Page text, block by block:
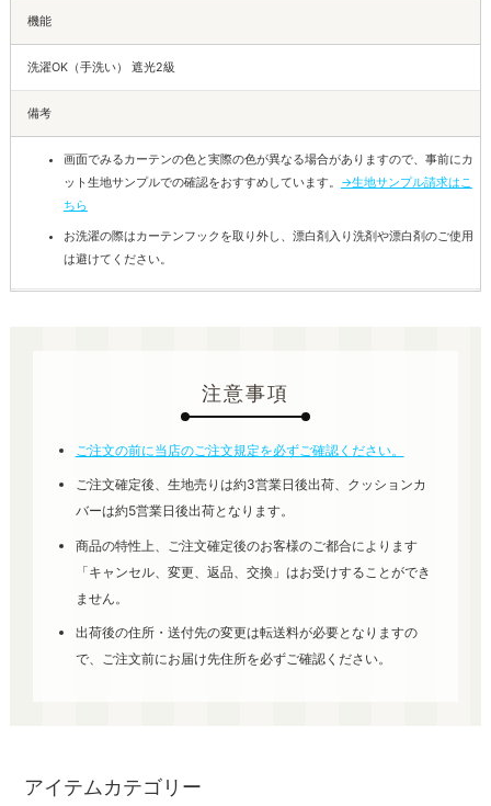
機能
洗濯OK（手洗い） 遮光2級
備考
画面でみるカーテンの色と実際の色が異なる場合がありますので、事前にカ
ット生地サンプルでの確認をおすすめしています。 →生地サンプル請求はこ
ちら
お洗濯の際はカーテンフックを取り外し、漂白剤入り洗剤や漂白剤のご使用
は避けてください。
注意事項
ご注文の前に当店のご注文規定を必ずご確認ください。
ご注文確定後、生地売りは約3営業日後出荷、クッションカ
バーは約5営業日後出荷となります。
商品の特性上、ご注文確定後のお客様のご都合によります
「キャンセル、変更、返品、交換」はお受けすることができ
ません。
出荷後の住所・送付先の変更は転送料が必要となりますの
で、ご注文前にお届け先住所を必ずご確認ください。
アイテムカテゴリー